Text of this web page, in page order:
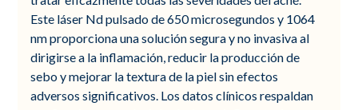
Este láser Nd pulsado de 650 microsegundos y 1064
nm proporciona una solución segura y no invasiva al
dirigirse a la inflamación, reducir la producción de
sebo y mejorar la textura de la piel sin efectos
adversos significativos. Los datos clínicos respaldan